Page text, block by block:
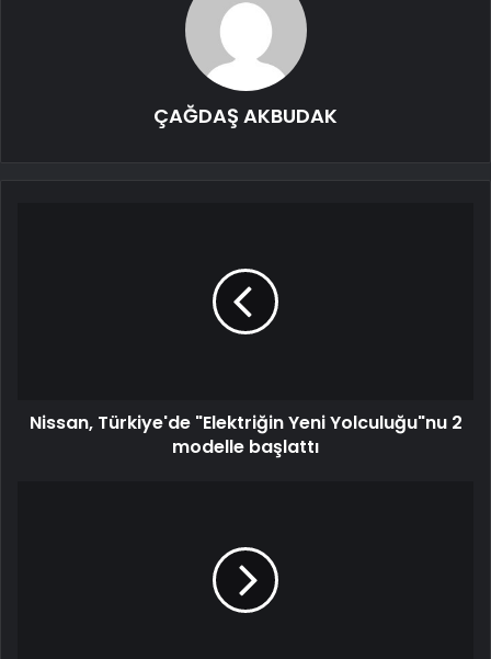
ÇAĞDAŞ AKBUDAK
Nissan, Türkiye'de "Elektriğin Yeni Yolculuğu"nu 2
modelle başlattı